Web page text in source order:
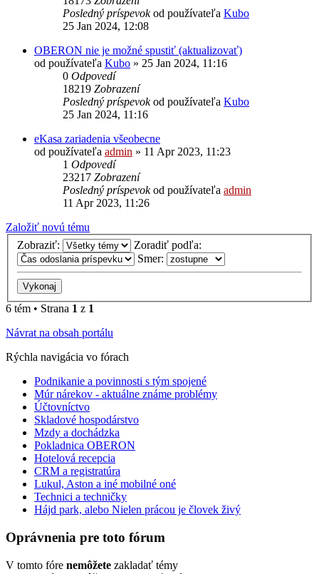
Posledný príspevokod používateľa Kubo
25 Jan 2024, 12:08
OBERON nie je možné spustiť (aktualizovať)
od používateľa Kubo » 25 Jan 2024, 11:16
0 Odpovedí
18219 Zobrazení
Posledný príspevokod používateľa Kubo
25 Jan 2024, 11:16
eKasa zariadenia všeobecne
od používateľa admin » 11 Apr 2023, 11:23
1 Odpovedí
23217 Zobrazení
Posledný príspevokod používateľa admin
11 Apr 2023, 11:26
Založiť novú tému
Zobraziť:
Zoradiť podľa:
Smer:
6 tém • Strana 1 z 1
Návrat na obsah portálu
Rýchla navigácia vo fórach
Podnikanie a povinnosti s tým spojené
Múr nárekov - aktuálne známe problémy
Účtovníctvo
Skladové hospodárstvo
Mzdy a dochádzka
Pokladnica OBERON
Hotelová recepcia
CRM a registratúra
Lukul, Aston a iné mobilné oné
Technici a techničky
Hájd park, alebo Nielen prácou je človek živý
Oprávnenia pre toto fórum
V tomto fóre nemôžete zakladať témy